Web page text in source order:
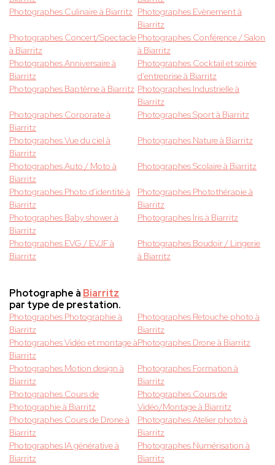
Photographes Culinaire à Biarritz Photographes Evènement à
Biarritz
Photographes Concert/Spectacle
à Biarritz
Photographes Conférence / Salon
à Biarritz
Photographes Anniversaire à
Biarritz
Photographes Cocktail et soirée
d'entreprise à Biarritz
Photographes Baptême à Biarritz Photographes Industrielle à
Biarritz
Photographes Corporate à
Biarritz
Photographes Sport à Biarritz
Photographes Vue du ciel à
Biarritz
Photographes Nature à Biarritz
Photographes Auto / Moto à
Biarritz
Photographes Scolaire à Biarritz
Photographes Photo d'identité à
Biarritz
Photographes Photothérapie à
Biarritz
Photographes Baby shower à
Biarritz
Photographes Iris à Biarritz
Photographes EVG / EVJF à
Biarritz
Photographes Boudoir / Lingerie
à Biarritz
Photographe à Biarritz
par type de prestation.
Photographes Photographie à
Biarritz
Photographes Retouche photo à
Biarritz
Photographes Vidéo et montage à
Biarritz
Photographes Drone à Biarritz
Photographes Motion design à
Biarritz
Photographes Formation à
Biarritz
Photographes Cours de
Photographie à Biarritz
Photographes Cours de
Vidéo/Montage à Biarritz
Photographes Cours de Drone à
Biarritz
Photographes Atelier photo à
Biarritz
Photographes IA générative à
Biarritz
Photographes Numérisation à
Biarritz